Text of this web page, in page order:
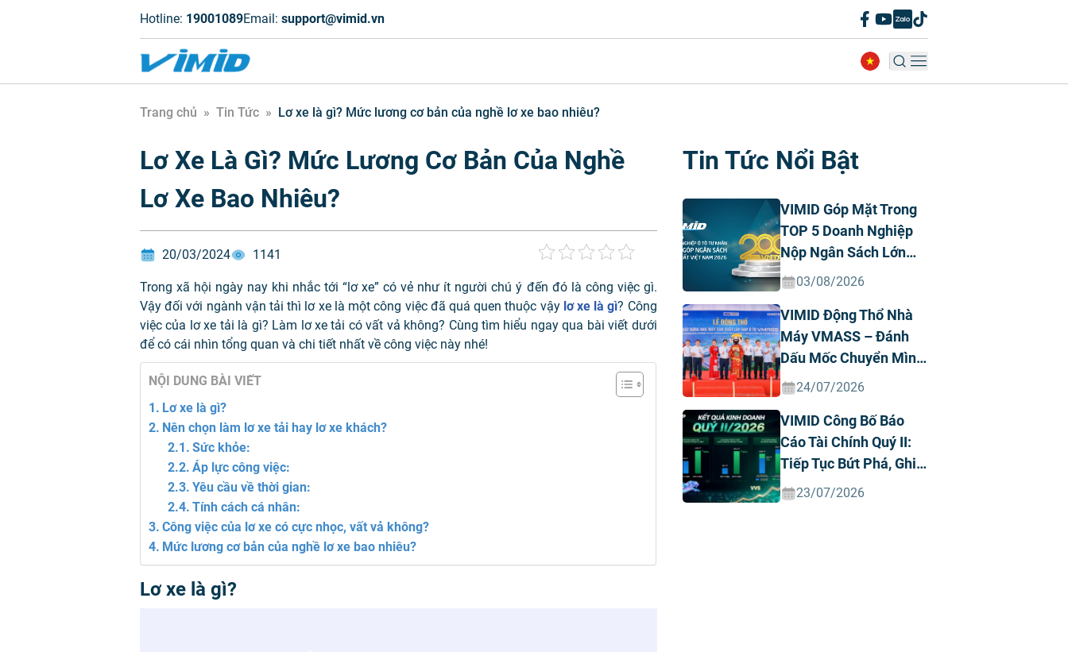
Hotline: 19001089Email: support@vimid.vn
Trang chủ » Tin Tức » Lơ xe là gì? Mức lương cơ bản của nghề lơ xe bao nhiêu?
Lơ Xe Là Gì? Mức Lương Cơ Bản Của Nghề
Lơ Xe Bao Nhiêu?
20/03/2024 1141
Trong xã hội ngày nay khi nhắc tới “lơ xe” có vẻ như ít người chú ý đến đó là công việc gì.
Vậy đối với ngành vận tải thì lơ xe là một công việc đã quá quen thuộc vậy lơ xe là gì? Công
việc của lơ xe tải là gì? Làm lơ xe tải có vất vả không? Cùng tìm hiểu ngay qua bài viết dưới
để có cái nhìn tổng quan và chi tiết nhất về công việc này nhé!
NỘI DUNG BÀI VIẾT
Lơ xe là gì?
Nên chọn làm lơ xe tải hay lơ xe khách?
Sức khỏe:
Áp lực công việc:
Yêu cầu về thời gian:
Tính cách cá nhân:
Công việc của lơ xe có cực nhọc, vất vả không?
Mức lương cơ bản của nghề lơ xe bao nhiêu?
Lơ xe là gì?
Tin Tức Nổi Bật
VIMID Góp Mặt Trong
TOP 5 Doanh Nghiệp
Nộp Ngân Sách Lớn
Nhất Việt Nam Năm
Nhân
03/08/2026
VIMID Động Thổ Nhà
Máy VMASS – Đánh
Dấu Mốc Chuyển Mình
Chiến Lược
24/07/2026
VIMID Công Bố Báo
Cáo Tài Chính Quý II:
Tiếp Tục Bứt Phá, Ghi
Nhận Doanh Thu Và
23/07/2026